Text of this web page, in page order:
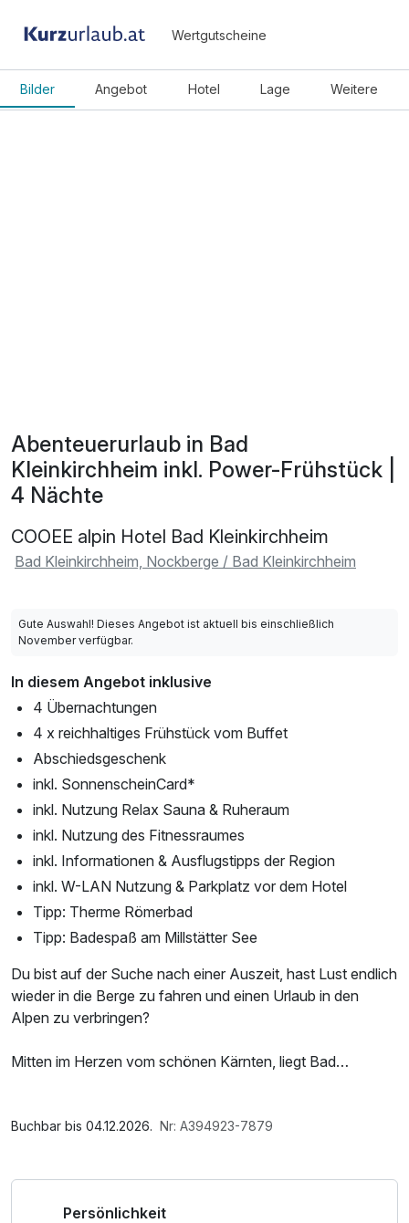
Wertgutscheine
Bilder Angebot Hotel Lage Weitere
Abenteuerurlaub in Bad
Kleinkirchheim inkl. Power-Frühstück |
4 Nächte
COOEE alpin Hotel Bad Kleinkirchheim
Bad Kleinkirchheim, Nockberge / Bad Kleinkirchheim
Gute Auswahl! Dieses Angebot ist aktuell bis einschließlich
November verfügbar.
In diesem Angebot inklusive
4 Übernachtungen
4 x reichhaltiges Frühstück vom Buffet
Abschiedsgeschenk
inkl. SonnenscheinCard*
inkl. Nutzung Relax Sauna & Ruheraum
inkl. Nutzung des Fitnessraumes
inkl. Informationen & Ausflugstipps der Region
inkl. W-LAN Nutzung & Parkplatz vor dem Hotel
Tipp: Therme Römerbad
Tipp: Badespaß am Millstätter See
Du bist auf der Suche nach einer Auszeit, hast Lust endlich
wieder in die Berge zu fahren und einen Urlaub in den
Alpen zu verbringen?
Mitten im Herzen vom schönen Kärnten, liegt Bad
Römerbad. Hier werden Thermen und Aktivurlaub
Wandertrails in unmittelbarer Nähe.
Saunabenutzung, Saunatuch, Parkplatz, Nutzung des
Buchbar bis 04.12.2026. Nr: A394923-7879
Persönlichkeit